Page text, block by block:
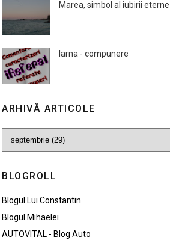
Marea, simbol al iubirii eterne
Iarna - compunere
ARHIVĂ ARTICOLE
BLOGROLL
Blogul Lui Constantin
Blogul Mihaelei
AUTOVITAL - Blog Auto